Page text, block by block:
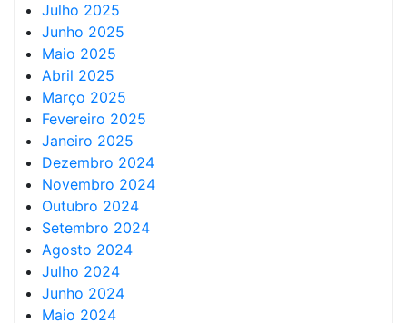
Julho 2025
Junho 2025
Maio 2025
Abril 2025
Março 2025
Fevereiro 2025
Janeiro 2025
Dezembro 2024
Novembro 2024
Outubro 2024
Setembro 2024
Agosto 2024
Julho 2024
Junho 2024
Maio 2024